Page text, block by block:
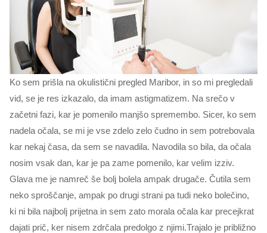
Ko sem prišla na okulistični pregled Maribor, in so mi pregledali
vid, se je res izkazalo, da imam astigmatizem. Na srečo v
začetni fazi, kar je pomenilo manjšo spremembo. Sicer, ko sem
nadela očala, se mi je vse zdelo zelo čudno in sem potrebovala
kar nekaj časa, da sem se navadila. Navodila so bila, da očala
nosim vsak dan, kar je pa zame pomenilo, kar velim izziv.
Glava me je namreč še bolj bolela ampak drugače. Čutila sem
neko sproščanje, ampak po drugi strani pa tudi neko bolečino,
ki ni bila najbolj prijetna in sem zato morala očala kar precejkrat
dajati prič, ker nisem zdrčala predolgo z njimi.Trajalo je približno